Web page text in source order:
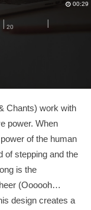
00:29
Chants) work with
power. When
of the human
of stepping and the
is the
(Oooooh…
design creates a